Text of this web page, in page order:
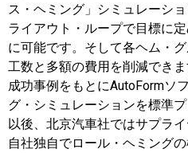
ス・ヘミング」シミュレーシ
ライアウト・ループで目標に
に可能です。そして各ヘム・
工数と多額の費用を削減でき
成功事例をもとにAutoFormソ
グ・シミュレーションを標準
以後、北京汽車社ではサプラ
自社独自でロール・ヘミング